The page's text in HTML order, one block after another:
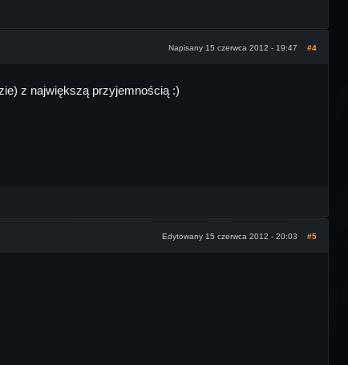
Napisany 15 czerwca 2012 - 19:47 #4
z największą przyjemnością :)
Edytowany 15 czerwca 2012 - 20:03 #5